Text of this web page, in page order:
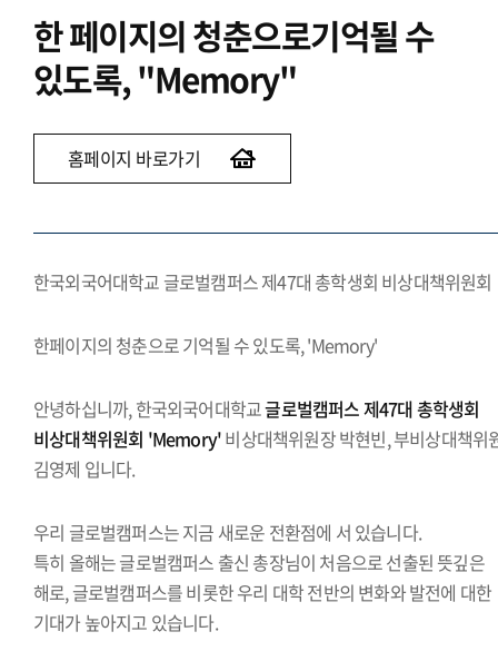
한 페이지의 청춘으로기억될 수
있도록, "Memory"
홈페이지 바로가기
한국외국어대학교 글로벌캠퍼스 제47대 총학생회 비상대책위원회
한페이지의 청춘으로 기억될 수 있도록, 'Memory'
안녕하십니까, 한국외국어대학교글로벌캠퍼스 제47대 총학생회
비상대책위원회 'Memory'비상대책위원장 박현빈, 부비상대책위
김영제 입니다.
우리 글로벌캠퍼스는 지금 새로운 전환점에 서 있습니다.
특히 올해는 글로벌캠퍼스 출신 총장님이 처음으로 선출된 뜻깊은
해로, 글로벌캠퍼스를 비롯한 우리 대학 전반의 변화와 발전에 대한
기대가 높아지고 있습니다.